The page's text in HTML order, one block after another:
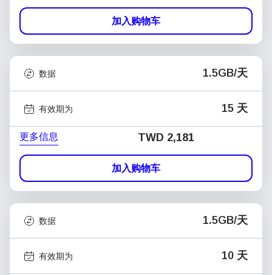
加入购物车
数据 1.5GB/天
有效期为 15 天
更多信息 TWD 2,181
加入购物车
数据 1.5GB/天
有效期为 10 天